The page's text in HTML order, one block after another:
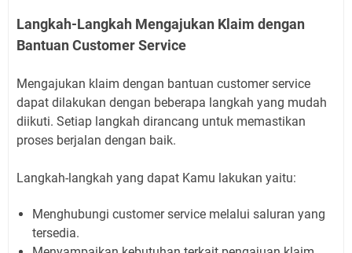
Langkah-Langkah Mengajukan Klaim dengan
Bantuan Customer Service
Mengajukan klaim dengan bantuan customer service
dapat dilakukan dengan beberapa langkah yang mudah
diikuti. Setiap langkah dirancang untuk memastikan
proses berjalan dengan baik.
Langkah-langkah yang dapat Kamu lakukan yaitu:
Menghubungi customer service melalui saluran yang
tersedia.